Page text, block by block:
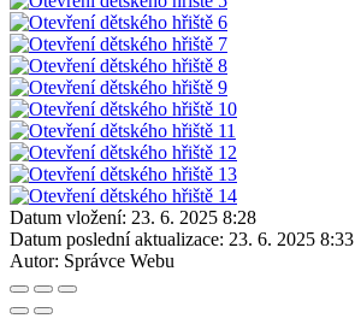
Datum vložení: 23. 6. 2025 8:28
Datum poslední aktualizace: 23. 6. 2025 8:33
Autor: Správce Webu